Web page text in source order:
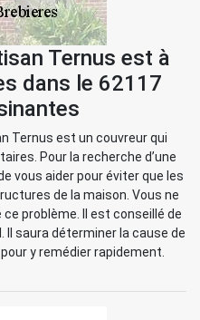
Ternus est à
dans le 62117
Ternus est un couvreur qui
Pour la recherche d’une
vous aider pour éviter que les
de la maison. Vous ne
problème. Il est conseillé de
Il saura déterminer la cause de
y remédier rapidement.